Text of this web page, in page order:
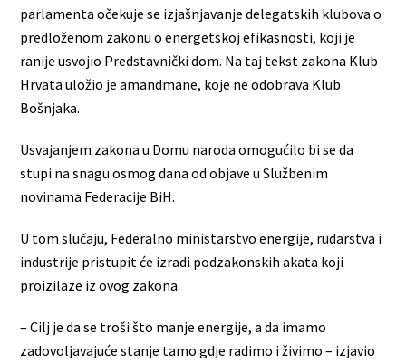
parlamenta očekuje se izjašnjavanje delegatskih klubova o
predloženom zakonu o energetskoj efikasnosti, koji je
ranije usvojio Predstavnički dom. Na taj tekst zakona Klub
Hrvata uložio je amandmane, koje ne odobrava Klub
Bošnjaka.
Usvajanjem zakona u Domu naroda omogućilo bi se da
stupi na snagu osmog dana od objave u Službenim
novinama Federacije BiH.
U tom slučaju, Federalno ministarstvo energije, rudarstva i
industrije pristupit će izradi podzakonskih akata koji
proizilaze iz ovog zakona.
– Cilj je da se troši što manje energije, a da imamo
zadovoljavajuće stanje tamo gdje radimo i živimo – izjavio